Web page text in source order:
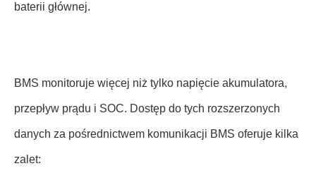
baterii głównej.
BMS monitoruje więcej niż tylko napięcie akumulatora,
przepływ prądu i SOC. Dostęp do tych rozszerzonych
danych za pośrednictwem komunikacji BMS oferuje kilka
zalet: